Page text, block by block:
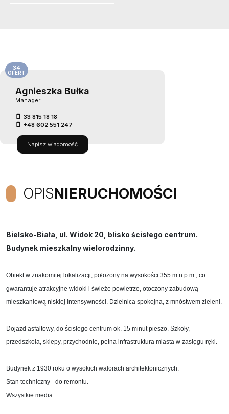
Agnieszka Bułka
Manager
33 815 18 18
+48 602 551 247
Napisz wiadomość
34
OFERT
OPISNIERUCHOMOŚCI
Bielsko-Biała, ul. Widok 20, blisko ścisłego centrum.
Budynek mieszkalny wielorodzinny.
Obiekt w znakomitej lokalizacji, położony na wysokości 355 m n.p.m., co
gwarantuje atrakcyjne widoki i świeże powietrze, otoczony zabudową
mieszkaniową niskiej intensywności. Dzielnica spokojna, z mnóstwem zieleni.
Dojazd asfaltowy, do ścisłego centrum ok. 15 minut pieszo. Szkoły,
przedszkola, sklepy, przychodnie, pełna infrastruktura miasta w zasięgu ręki.
Budynek z 1930 roku o wysokich walorach architektonicznych.
Stan techniczny - do remontu.
Wszystkie media.